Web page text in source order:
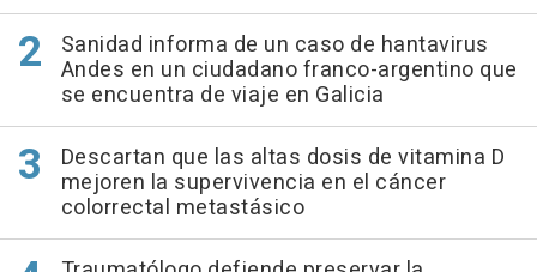
Sanidad informa de un caso de hantavirus
Andes en un ciudadano franco-argentino que
se encuentra de viaje en Galicia
Descartan que las altas dosis de vitamina D
mejoren la supervivencia en el cáncer
colorrectal metastásico